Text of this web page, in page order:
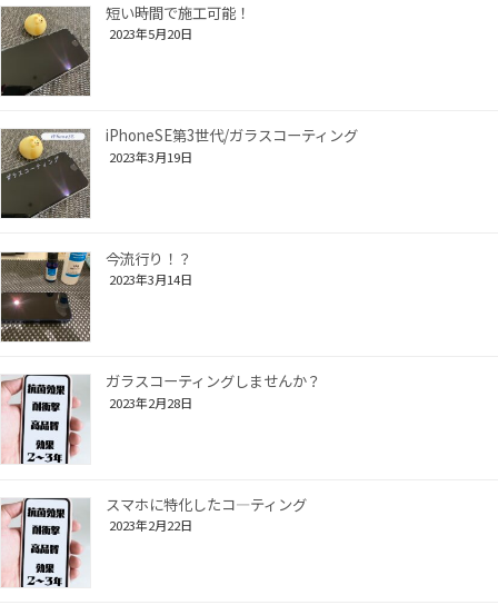
短い時間で施工可能！
2023年5月20日
iPhoneSE第3世代/ガラスコーティング
2023年3月19日
今流行り！？
2023年3月14日
ガラスコーティングしませんか？
2023年2月28日
スマホに特化したコ―ティング
2023年2月22日